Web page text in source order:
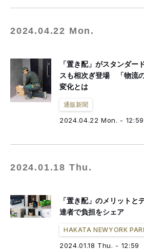
2024.04.22 Mon.
「置き配」がスタンダー
スも相次ぎ登場 「物流
変化とは
通販新聞
2024.04.22 Mon. - 12:59
2024.01.18 Thu.
「置き配」のメリット
達者で負担をシェア
HAKATA NEWYORK
2024.01.18 Thu. - 12:59